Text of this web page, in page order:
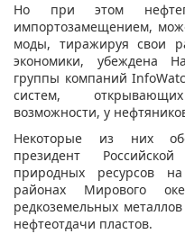
Но при этом
импортозамещением,
моды, тиражируя свои
экономики, убеждена
группы компаний
систем,
возможности, у
Некоторые из них
президент
природных ресурсов
районах Мирового
редкоземельных
нефтеотдачи пластов.